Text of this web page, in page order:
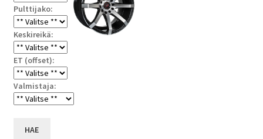
Pulttijako:
Keskireikä:
ET (offset):
Valmistaja:
HAE